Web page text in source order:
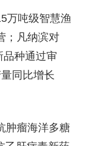
万吨级智慧渔
；凡纳滨对
品种通过审
同比增长
肿瘤海洋多糖